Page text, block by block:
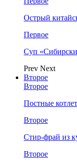
Острый
Первое
Суп
Prev Next
Второе
Второе
Постные
Второе
Стир-фрай из
Второе